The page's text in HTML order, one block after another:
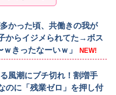
かった頃、共働きの我が
からイジメられてた→ボス
きったなーいｗ」
NEW!
風潮にブチ切れ！割増手
のに「残業ゼロ」を押し付